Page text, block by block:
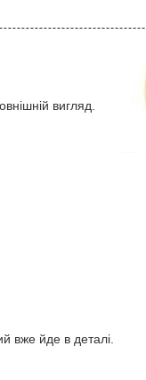
вигляд.
вже йде в деталі.